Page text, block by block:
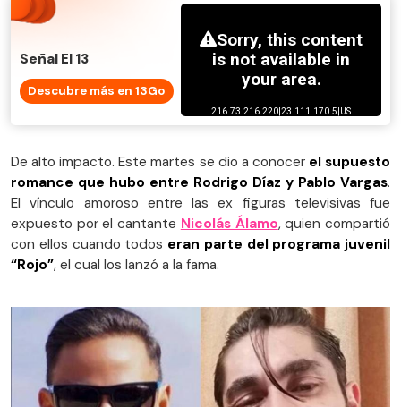
Señal El 13
Descubre más en 13Go
De alto impacto. Este martes se dio a conocer el supuesto
romance que hubo entre Rodrigo Díaz y Pablo Vargas.
El vínculo amoroso entre las ex figuras televisivas fue
expuesto por el cantante Nicolás Álamo, quien compartió
con ellos cuando todos eran parte del programa juvenil
“Rojo”, el cual los lanzó a la fama.